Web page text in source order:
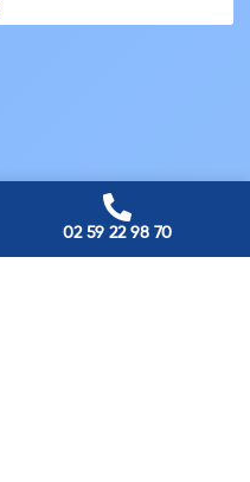
02 59 22 98 70